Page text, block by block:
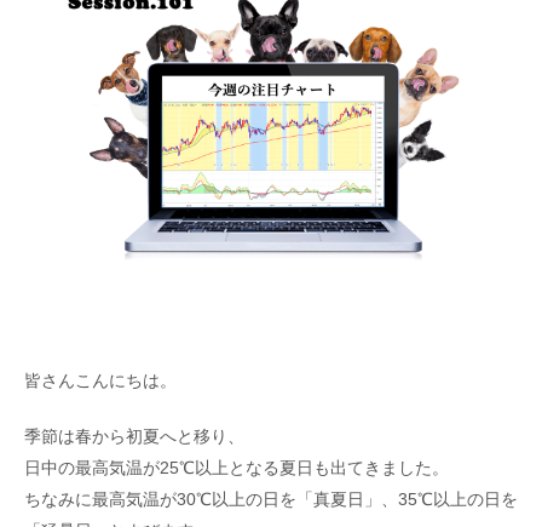
皆さんこんにちは。
季節は春から初夏へと移り、
日中の最高気温が25℃以上となる夏日も出てきました。
ちなみに最高気温が30℃以上の日を「真夏日」、35℃以上の日を